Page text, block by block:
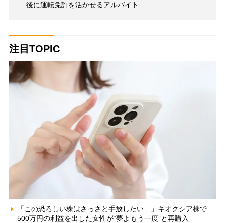
後に運転免許を活かせるアルバイト
注目TOPIC
「この恐ろしい株はさっさと手放したい…」キオクシア株で
500万円の利益を出した女性が“夢よもう一度”と再購入